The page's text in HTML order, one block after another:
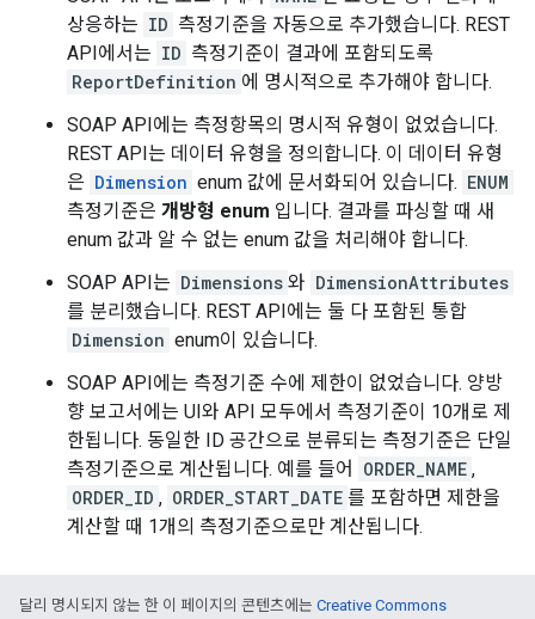
상응하는 ID 측정기준을 자동으로 추가했습니다. REST
API에서는 ID 측정기준이 결과에 포함되도록
ReportDefinition 에 명시적으로 추가해야 합니다.
SOAP API에는 측정항목의 명시적 유형이 없었습니다.
REST API는 데이터 유형을 정의합니다. 이 데이터 유형
은 Dimension enum 값에 문서화되어 있습니다. ENUM
측정기준은 개방형 enum 입니다. 결과를 파싱할 때 새
enum 값과 알 수 없는 enum 값을 처리해야 합니다.
SOAP API는 Dimensions 와 DimensionAttributes
를 분리했습니다. REST API에는 둘 다 포함된 통합
Dimension enum이 있습니다.
SOAP API에는 측정기준 수에 제한이 없었습니다. 양방
향 보고서에는 UI와 API 모두에서 측정기준이 10개로 제
한됩니다. 동일한 ID 공간으로 분류되는 측정기준은 단일
측정기준으로 계산됩니다. 예를 들어
ORDER_NAME ,
ORDER_ID , ORDER_START_DATE 를 포함하면 제한을
계산할 때 1개의 측정기준으로만 계산됩니다.
달리 명시되지 않는 한 이 페이지의 콘텐츠에는 Creative Commons